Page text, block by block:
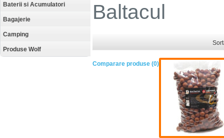
Baterii si Acumulatori
Bagajerie
Camping
Produse Wolf
Baltacul
Comparare produse (0)